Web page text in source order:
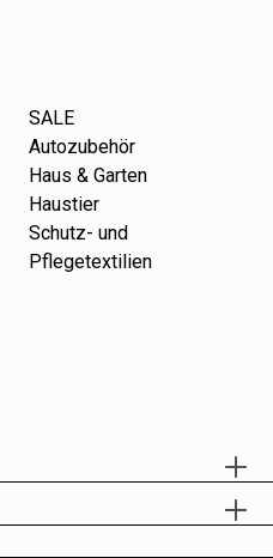
SALE
Autozubehör
Haus & Garten
Haustier
Schutz- und
Pflegetextilien